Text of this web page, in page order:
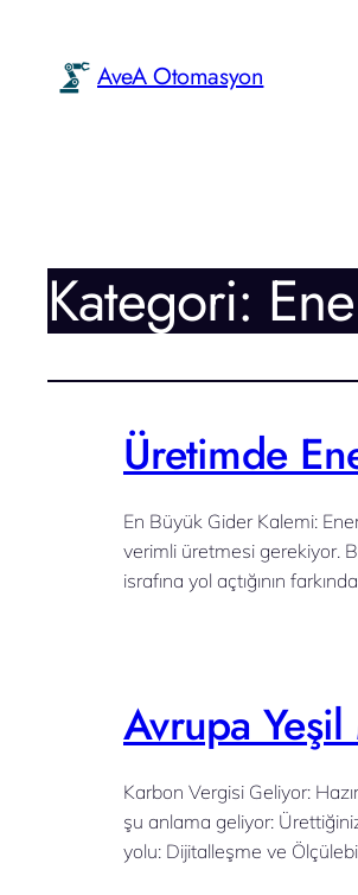
AveA Otomasyon
Kategori:
Üretimde
En Büyük Gider Kalemi:
verimli üretmesi gerekiyor.
israfına yol açtığının
Avrupa Yeşil
Karbon Vergisi Geliyor:
şu anlama geliyor:
yolu: Dijitalleşme ve